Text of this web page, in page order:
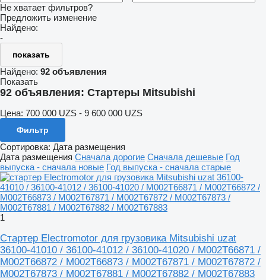
Не хватает фильтров?
Предложить изменение
Найдено:
-
показать
Найдено: 92 объявления
Показать
92 объявления: Стартеры Mitsubishi
Цена: 700 000 UZS - 9 600 000 UZS
Фильтр
Сортировка: Дата размещения
Дата размещения Сначала дорогие Сначала дешевые Год
выпуска - сначала новые Год выпуска - сначала старые
1
Стартер Electromotor для грузовика Mitsubishi uzat
36100-41010 / 36100-41012 / 36100-41020 / M002T66871 /
M002T66872 / M002T66873 / M002T67871 / M002T67872 /
M002T67873 / M002T67881 / M002T67882 / M002T67883